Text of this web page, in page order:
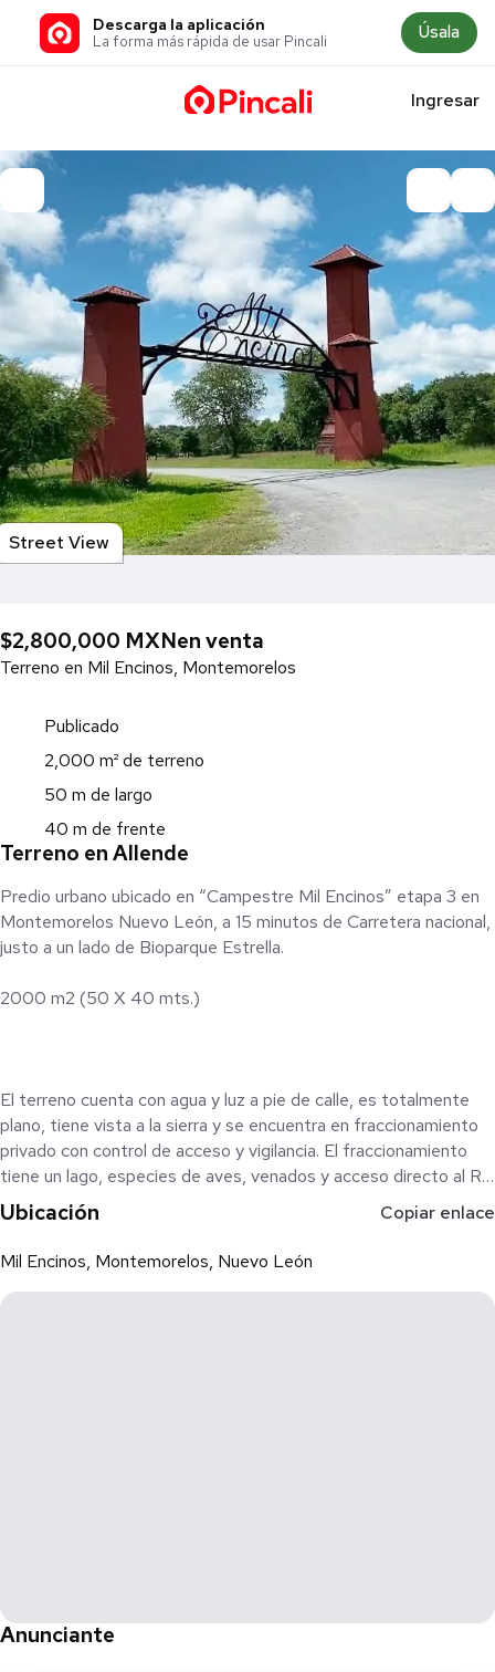
Descarga la aplicación
La forma más rápida de usar Pincali Úsala
Ingresar
Street View
$2,800,000 MXNen venta
Terreno en Mil Encinos, Montemorelos
Publicado
2,000 m² de terreno
50 m de largo
40 m de frente
Terreno en Allende
Predio urbano ubicado en “Campestre Mil Encinos” etapa 3 en
Montemorelos Nuevo León, a 15 minutos de Carretera nacional,
justo a un lado de Bioparque Estrella.
2000 m2 (50 X 40 mts.)
El terreno cuenta con agua y luz a pie de calle, es totalmente
plano, tiene vista a la sierra y se encuentra en fraccionamiento
privado con control de acceso y vigilancia. El fraccionamiento
tiene un lago, especies de aves, venados y acceso directo al Río
Pilón.
Ubicación Copiar enlace
Mil Encinos, Montemorelos, Nuevo León
Anunciante